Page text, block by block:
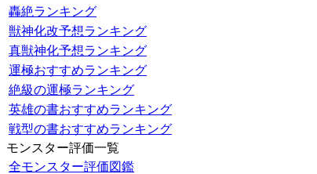
轟絶ランキング
獣神化改予想ランキング
真獣神化予想ランキング
運極おすすめランキング
絶級の運極ランキング
英雄の書おすすめランキング
戦型の書おすすめランキング
モンスター評価一覧
全モンスター評価図鑑